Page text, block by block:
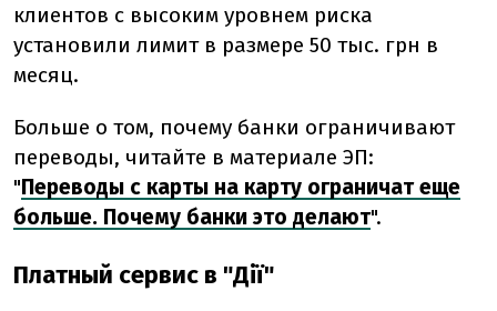
клиентов с высоким уровнем риска
установили лимит в размере 50 тыс. грн в
месяц.
Больше о том, почему банки ограничивают
переводы, читайте в материале ЭП:
"Переводы с карты на карту ограничат еще
больше. Почему банки это делают".
Платный сервис в "Дії"